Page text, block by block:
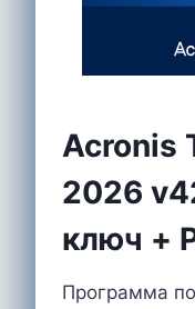
Acronis
2026
ключ +
Программа